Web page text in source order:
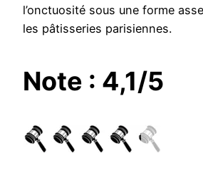
l’onctuosité sous une forme
les pâtisseries parisiennes.
Note : 4,1/5